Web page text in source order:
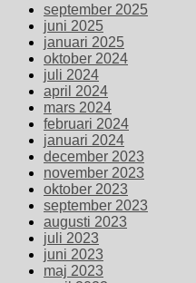
september 2025
juni 2025
januari 2025
oktober 2024
juli 2024
april 2024
mars 2024
februari 2024
januari 2024
december 2023
november 2023
oktober 2023
september 2023
augusti 2023
juli 2023
juni 2023
maj 2023